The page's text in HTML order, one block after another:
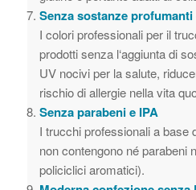
Senza sostanze
I colori professionali per il
prodotti senza l‘aggiunta di
UV nocivi per la salute,
rischio di allergie nella vita
Senza parabeni e IPA
I trucchi professionali a base
non contengono né parabeni
policiclici aromatici).